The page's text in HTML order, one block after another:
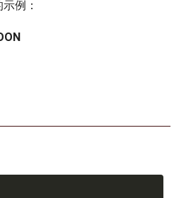
例：